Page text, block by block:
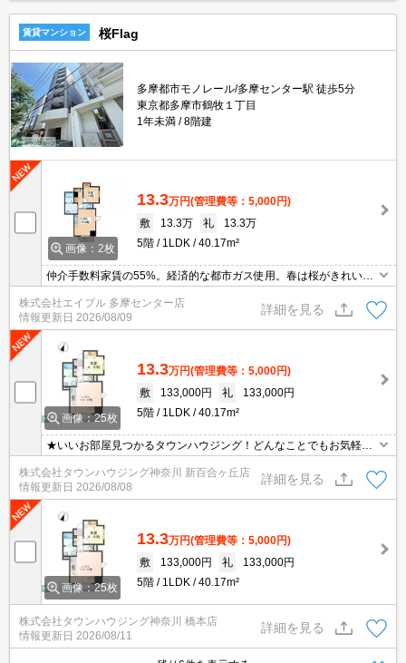
賃貸マンション 桜Flag
多摩都市モノレール/多摩センター駅 徒歩5分
東京都多摩市鶴牧１丁目
1年未満
8階建
画像：2枚
13.3万円(管理費等：5,000円)
敷
13.3万 礼
13.3万
5階
1LDK 40.17m²
仲介手数料家賃の55%。経済的な都市ガス使用。春は桜がきれいで
す。緑豊かな住環境。オートバスシステム。浴室換気乾燥式。浴室
換気乾燥式。エレベーター内防犯カメラ設置。宅配ボックスあり。
オートロック。
株式会社エイブル 多摩センター店
情報更新日 2026/08/09
詳細を見る
画像：25枚
13.3万円(管理費等：5,000円)
敷
133,000円 礼
133,000円
5階
1LDK 40.17m²
★いいお部屋見つかるタウンハウジング！どんなことでもお気軽に
ご相談ください♪★
株式会社タウンハウジング神奈川 新百合ヶ丘店
情報更新日 2026/08/08
詳細を見る
画像：25枚
13.3万円(管理費等：5,000円)
敷
133,000円 礼
133,000円
5階
1LDK 40.17m²
株式会社タウンハウジング神奈川 橋本店
情報更新日 2026/08/11
詳細を見る